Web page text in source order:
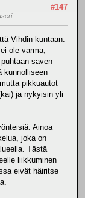
#147
Vihdin kuntaan.
ole varma,
saven
kunnolliseen
pikkuautot
ja nykyisin yli
Ainoa
joka on
Tästä
liikkuminen
eivät häiritse